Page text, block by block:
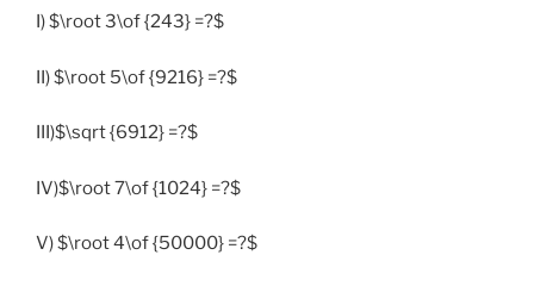
I) $\root 3\of {243} =?$
II) $\root 5\of {9216} =?$
III)$\sqrt {6912} =?$
IV)$\root 7\of {1024} =?$
V) $\root 4\of {50000} =?$